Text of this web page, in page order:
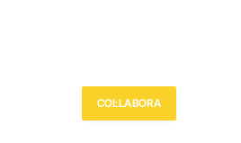
COL·LABORA